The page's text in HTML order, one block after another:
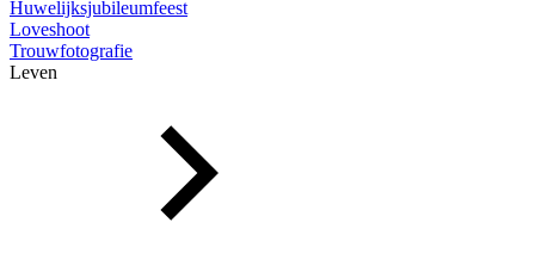
Huwelijksjubileumfeest
Loveshoot
Trouwfotografie
Leven